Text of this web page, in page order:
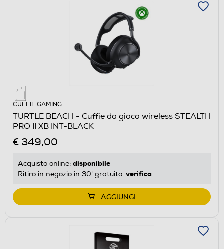
CUFFIE GAMING
TURTLE BEACH - Cuffie da gioco wireless STEALTH
PRO II XB INT-BLACK
€ 349,00
Acquisto online: disponibile
Ritiro in negozio in 30' gratuito: verifica
AGGIUNGI